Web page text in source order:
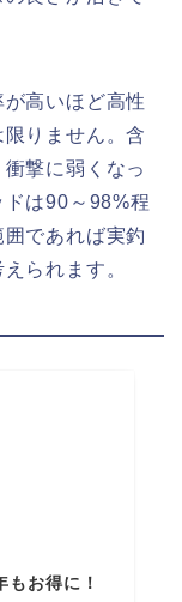
高いほど高性
りません。含
撃に弱くなっ
は90～98%程
であれば実釣
られます。
お得に！